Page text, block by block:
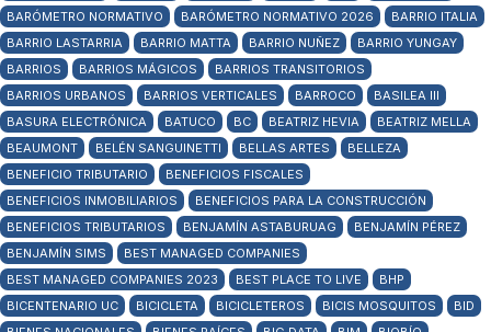
BARÓMETRO NORMATIVO
BARÓMETRO NORMATIVO 2026
BARRIO ITALIA
BARRIO LASTARRIA
BARRIO MATTA BARRIO NUÑEZ
BARRIO YUNGAY
BARRIOS
BARRIOS MÁGICOS
BARRIOS TRANSITORIOS
BARRIOS URBANOS
BARRIOS VERTICALES BARROCO
BASILEA III
BASURA ELECTRÓNICA
BATUCO BC BEATRIZ HEVIA
BEATRIZ MELLA
BEAUMONT
BELÉN SANGUINETTI BELLAS ARTES
BELLEZA
BENEFICIO TRIBUTARIO
BENEFICIOS FISCALES
BENEFICIOS INMOBILIARIOS
BENEFICIOS PARA LA CONSTRUCCIÓN
BENEFICIOS TRIBUTARIOS
BENJAMÍN ASTABURUAG
BENJAMÍN PÉREZ
BENJAMÍN SIMS
BEST MANAGED COMPANIES
BEST MANAGED COMPANIES 2023
BEST PLACE TO LIVE
BHP
BICENTENARIO UC
BICICLETA BICICLETEROS BICIS MOSQUITOS
BID